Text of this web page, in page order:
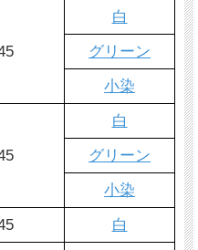
白
グリーン
小染
白
グリーン
小染
白